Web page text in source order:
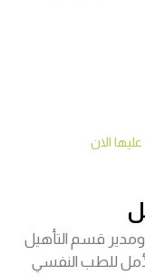
الان
ومدير قسم التأهيل
للطب النفسي